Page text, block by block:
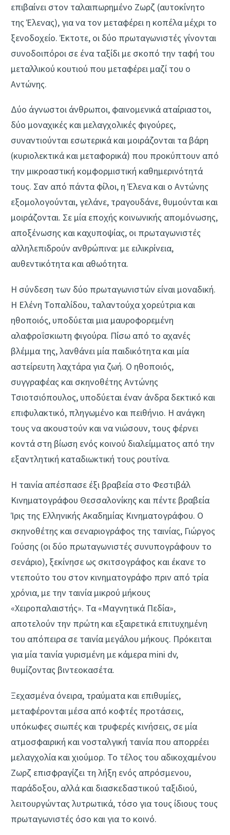
επιβαίνει στον ταλαιπωρημένο Ζωρζ (αυτοκίνητο
της Έλενας), για να τον μεταφέρει η κοπέλα μέχρι το
ξενοδοχείο. Έκτοτε, οι δύο πρωταγωνιστές γίνονται
συνοδοιπόροι σε ένα ταξίδι με σκοπό την ταφή του
μεταλλικού κουτιού που μεταφέρει μαζί του ο
Αντώνης.
Δύο άγνωστοι άνθρωποι, φαινομενικά αταίριαστοι,
δύο μοναχικές και μελαγχολικές φιγούρες,
συναντιούνται εσωτερικά και μοιράζονται τα βάρη
(κυριολεκτικά και μεταφορικά) που προκύπτουν από
την μικροαστική κομφορμιστική καθημερινότητά
τους. Σαν από πάντα φίλοι, η Έλενα και ο Αντώνης
εξομολογούνται, γελάνε, τραγουδάνε, θυμούνται και
μοιράζονται. Σε μία εποχής κοινωνικής απομόνωσης,
αποξένωσης και καχυποψίας, οι πρωταγωνιστές
αλληλεπιδρούν ανθρώπινα: με ειλικρίνεια,
αυθεντικότητα και αθωότητα.
Η σύνδεση των δύο πρωταγωνιστών είναι μοναδική.
Η Ελένη Τοπαλίδου, ταλαντούχα χορεύτρια και
ηθοποιός, υποδύεται μια μαυροφορεμένη
αλαφροΐσκιωτη φιγούρα. Πίσω από το αχανές
βλέμμα της, λανθάνει μία παιδικότητα και μία
αστείρευτη λαχτάρα για ζωή. Ο ηθοποιός,
συγγραφέας και σκηνοθέτης Αντώνης
Τσιοτσιόπουλος, υποδύεται έναν άνδρα δεκτικό και
επιφυλακτικό, πληγωμένο και πειθήνιο. Η ανάγκη
τους να ακουστούν και να νιώσουν, τους φέρνει
κοντά στη βίωση ενός κοινού διαλείμματος από την
εξαντλητική καταδιωκτική τους ρουτίνα.
Η ταινία απέσπασε έξι βραβεία στο Φεστιβάλ
Κινηματογράφου Θεσσαλονίκης και πέντε βραβεία
Ίρις της Ελληνικής Ακαδημίας Κινηματογράφου. Ο
σκηνοθέτης και σεναριογράφος της ταινίας, Γιώργος
Γούσης (οι δύο πρωταγωνιστές συνυπογράφουν το
σενάριο), ξεκίνησε ως σκιτσογράφος και έκανε το
ντεπούτο του στον κινηματογράφο πριν από τρία
χρόνια, με την ταινία μικρού μήκους
«Χειροπαλαιστής». Τα «Μαγνητικά Πεδία»,
αποτελούν την πρώτη και εξαιρετικά επιτυχημένη
του απόπειρα σε ταινία μεγάλου μήκους. Πρόκειται
για μία ταινία γυρισμένη με κάμερα mini dv,
θυμίζοντας βιντεοκασέτα.
Ξεχασμένα όνειρα, τραύματα και επιθυμίες,
μεταφέρονται μέσα από κοφτές προτάσεις,
υπόκωφες σιωπές και τρυφερές κινήσεις, σε μία
ατμοσφαιρική και νοσταλγική ταινία που απορρέει
μελαγχολία και χιούμορ. Το τέλος του αδικοχαμένου
Ζωρζ επισφραγίζει τη λήξη ενός απρόσμενου,
παράδοξου, αλλά και διασκεδαστικού ταξιδιού,
λειτουργώντας λυτρωτικά, τόσο για τους ίδιους τους
πρωταγωνιστές όσο και για το κοινό.